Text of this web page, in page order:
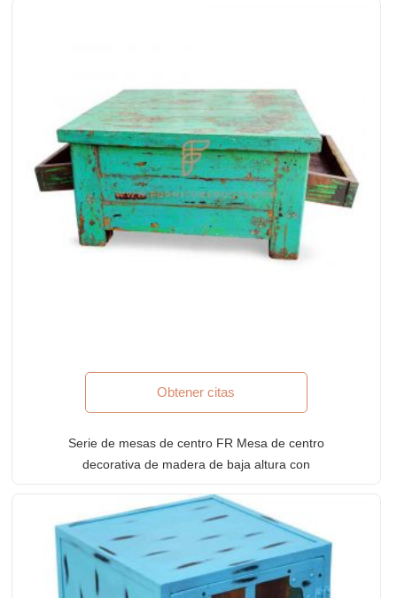
Obtener citas
Serie de mesas de centro FR Mesa de centro
decorativa de madera de baja altura con